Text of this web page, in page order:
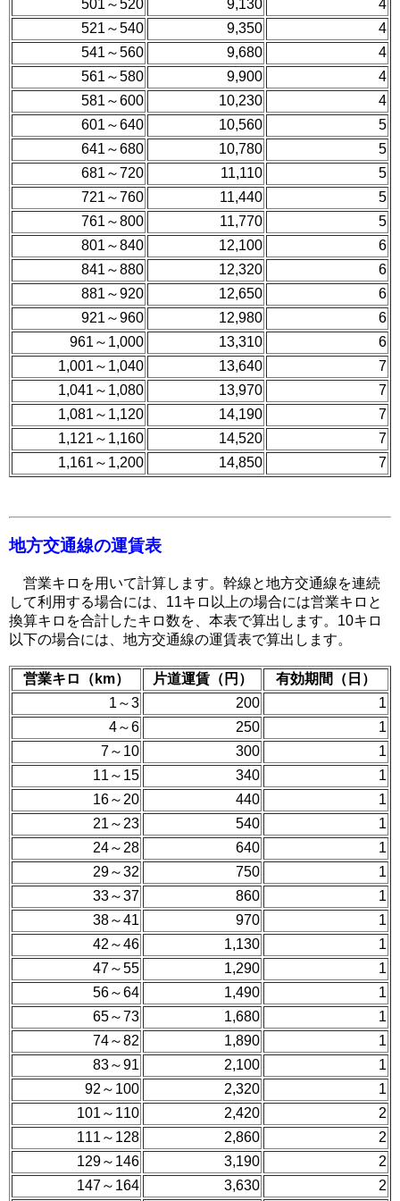
501～520 9,130
4
521～540
9,350
4
541～560
9,680
4
561～580
9,900
4
581～600
10,230
4
601～640
10,560
5
641～680
10,780
5
681～720
11,110
5
721～760
11,440
5
761～800
11,770
5
801～840
12,100
6
841～880
12,320
6
881～920
12,650
6
921～960
12,980
6
961～1,000
13,310
6
1,001～1,040
13,640
7
1,041～1,080
13,970
7
1,081～1,120
14,190
7
1,121～1,160
14,520
7
1,161～1,200
14,850 7
地方交通線の運賃表
営業キロを用いて計算します。幹線と地方交通線を連続
して利用する場合には、11キロ以上の場合には営業キロと
換算キロを合計したキロ数を、本表で算出します。10キロ
以下の場合には、地方交通線の運賃表で算出します。
営業キロ（km） 片道運賃（円）
有効期間（日）
1～3
200
1
4～6
250
1
7～10
300
1
11～15
340
1
16～20
440
1
21～23
540
1
24～28
640
1
29～32
750
1
33～37
860
1
38～41
970
1
42～46
1,130
1
47～55
1,290
1
56～64
1,490
1
65～73
1,680
1
74～82
1,890
1
83～91
2,100
1
92～100
2,320
1
101～110
2,420
2
111～128
2,860
2
129～146
3,190
2
147～164
3,630
2